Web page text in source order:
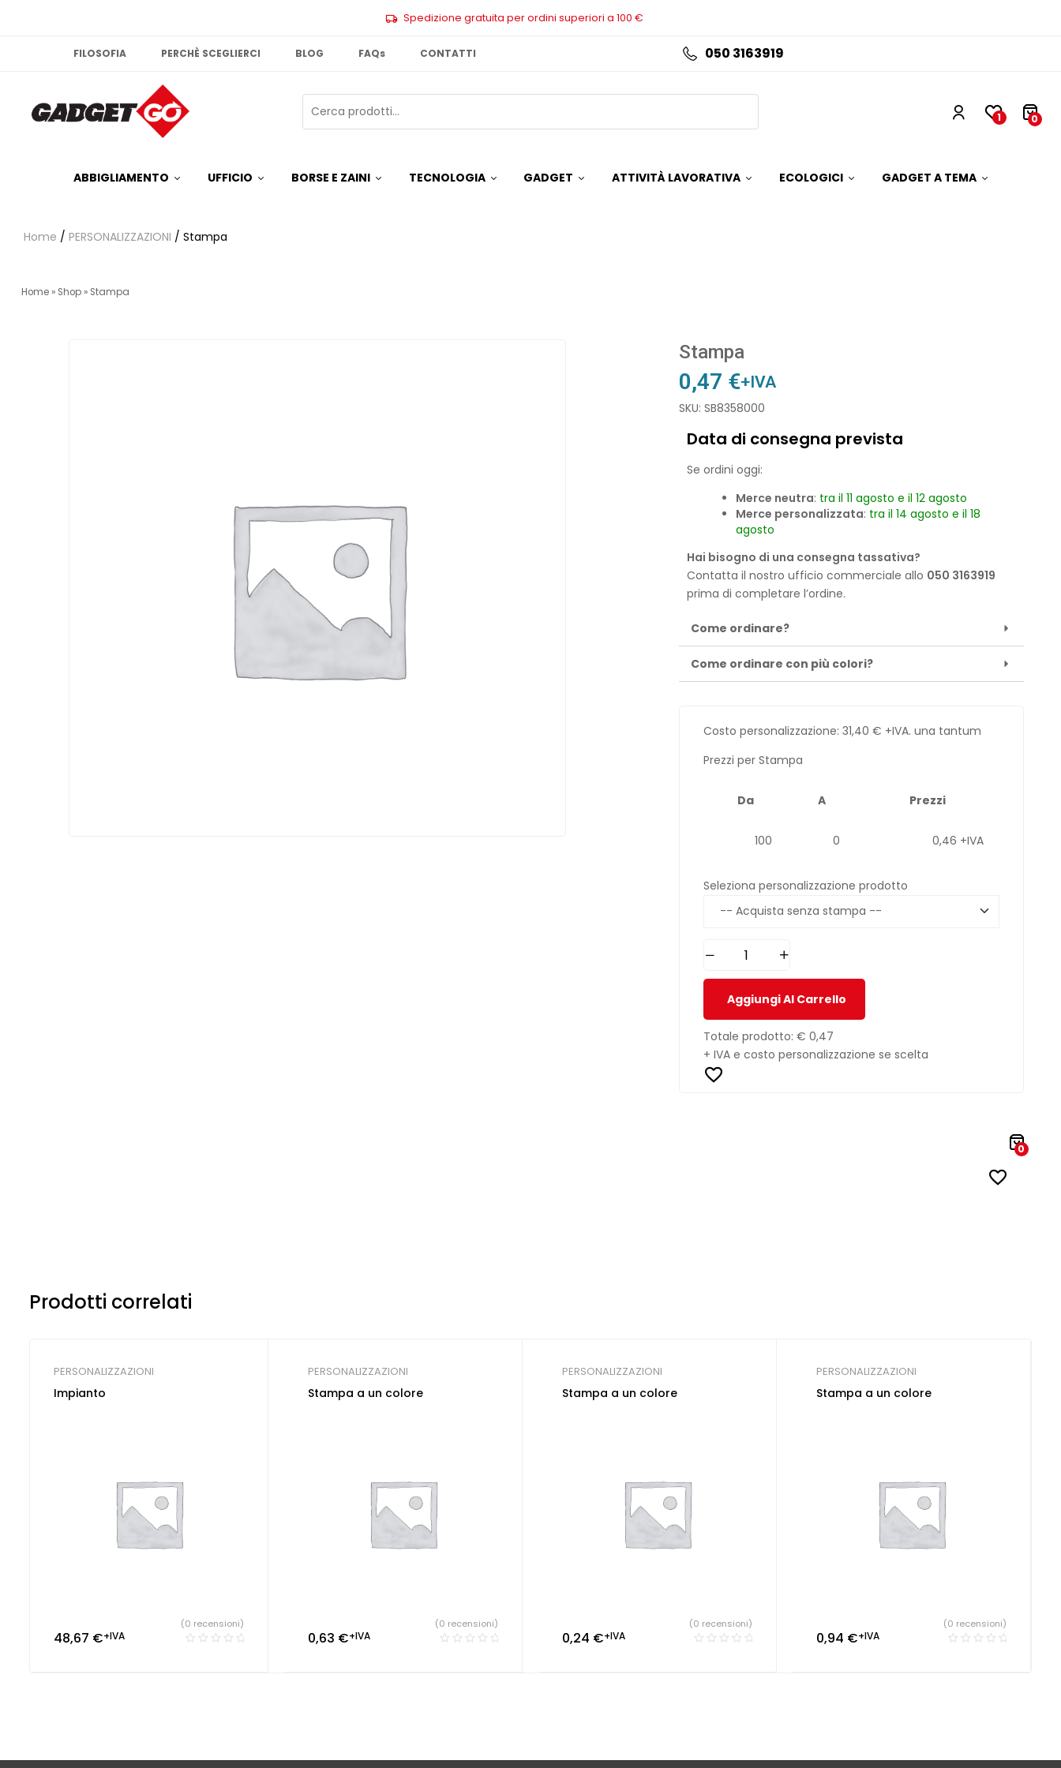
Spedizione gratuita per ordini superiori a 100 €
FILOSOFIA PERCHÈ SCEGLIERCI BLOG FAQs CONTATTI 050 3163919
1 0
ABBIGLIAMENTO UFFICIO BORSE E ZAINI TECNOLOGIA GADGET ATTIVITÀ LAVORATIVA ECOLOGICI GADGET A TEMA
Home / PERSONALIZZAZIONI / Stampa
Home » Shop » Stampa
Stampa
0,47 €+IVA
SKU: SB8358000
Data di consegna prevista
Se ordini oggi:
Merce neutra: tra il 11 agosto e il 12 agosto
Merce personalizzata: tra il 14 agosto e il 18
agosto
Hai bisogno di una consegna tassativa?
Contatta il nostro ufficio commerciale allo 050 3163919
prima di completare l’ordine.
Come ordinare?
Come ordinare con più colori?
Costo personalizzazione: 31,40 € +IVA. una tantum
Prezzi per Stampa
Da A Prezzi
100 0 0,46 +IVA
Seleziona personalizzazione prodotto
Aggiungi Al Carrello
Totale prodotto: € 0,47
+ IVA e costo personalizzazione se scelta
0
Prodotti correlati
PERSONALIZZAZIONI
Impianto
48,67 €+IVA
(0 recensioni)
PERSONALIZZAZIONI
Stampa a un colore
0,63 €+IVA
(0 recensioni)
PERSONALIZZAZIONI
Stampa a un colore
0,24 €+IVA
(0 recensioni)
PERSONALIZZAZIONI
Stampa a un colore
0,94 €+IVA
(0 recensioni)